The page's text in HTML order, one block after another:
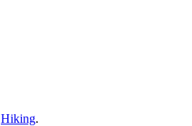
Hiking.